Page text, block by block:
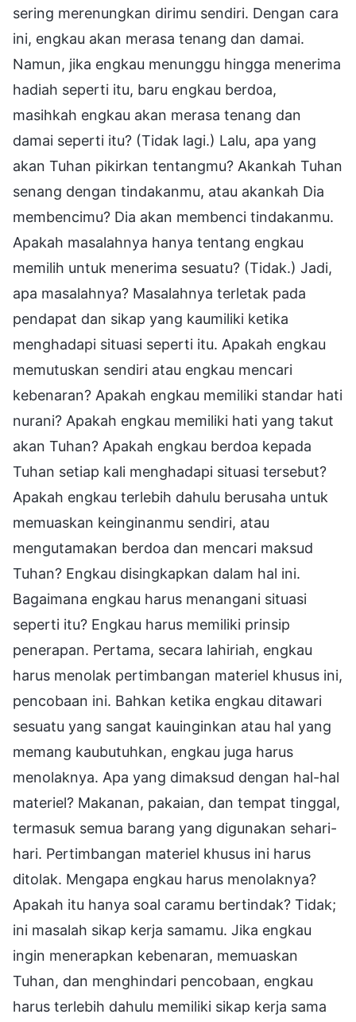
sering merenungkan dirimu sendiri. Dengan cara
ini, engkau akan merasa tenang dan damai.
Namun, jika engkau menunggu hingga menerima
hadiah seperti itu, baru engkau berdoa,
masihkah engkau akan merasa tenang dan
damai seperti itu? (Tidak lagi.) Lalu, apa yang
akan Tuhan pikirkan tentangmu? Akankah Tuhan
senang dengan tindakanmu, atau akankah Dia
membencimu? Dia akan membenci tindakanmu.
Apakah masalahnya hanya tentang engkau
memilih untuk menerima sesuatu? (Tidak.) Jadi,
apa masalahnya? Masalahnya terletak pada
pendapat dan sikap yang kaumiliki ketika
menghadapi situasi seperti itu. Apakah engkau
memutuskan sendiri atau engkau mencari
kebenaran? Apakah engkau memiliki standar hati
nurani? Apakah engkau memiliki hati yang takut
akan Tuhan? Apakah engkau berdoa kepada
Tuhan setiap kali menghadapi situasi tersebut?
Apakah engkau terlebih dahulu berusaha untuk
memuaskan keinginanmu sendiri, atau
mengutamakan berdoa dan mencari maksud
Tuhan? Engkau disingkapkan dalam hal ini.
Bagaimana engkau harus menangani situasi
seperti itu? Engkau harus memiliki prinsip
penerapan. Pertama, secara lahiriah, engkau
harus menolak pertimbangan materiel khusus ini,
pencobaan ini. Bahkan ketika engkau ditawari
sesuatu yang sangat kauinginkan atau hal yang
memang kaubutuhkan, engkau juga harus
menolaknya. Apa yang dimaksud dengan hal-hal
materiel? Makanan, pakaian, dan tempat tinggal,
termasuk semua barang yang digunakan sehari-
hari. Pertimbangan materiel khusus ini harus
ditolak. Mengapa engkau harus menolaknya?
Apakah itu hanya soal caramu bertindak? Tidak;
ini masalah sikap kerja samamu. Jika engkau
ingin menerapkan kebenaran, memuaskan
Tuhan, dan menghindari pencobaan, engkau
harus terlebih dahulu memiliki sikap kerja sama